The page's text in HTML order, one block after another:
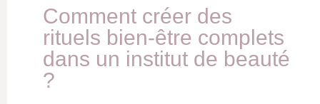
Comment créer des
rituels bien-être complets
dans un institut de beauté
?